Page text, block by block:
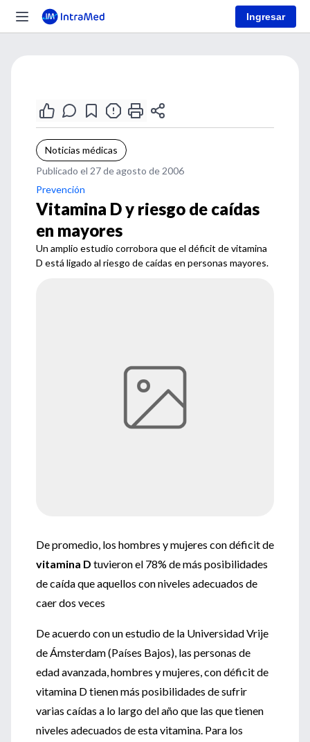
Ingresar
Noticias médicas
Publicado el 27 de agosto de 2006
Prevención
Vitamina D y riesgo de caídas
en mayores
Un amplio estudio corrobora que el déficit de vitamina
D está ligado al riesgo de caídas en personas mayores.
De promedio, los hombres y mujeres con déficit de
vitamina D tuvieron el 78% de más posibilidades
de caída que aquellos con niveles adecuados de
caer dos veces
De acuerdo con un estudio de la Universidad Vrije
de Ámsterdam (Países Bajos), las personas de
edad avanzada, hombres y mujeres, con déficit de
vitamina D tienen más posibilidades de sufrir
varias caídas a lo largo del año que las que tienen
niveles adecuados de esta vitamina. Para los